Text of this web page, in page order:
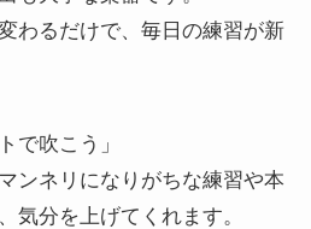
わるだけで、毎日の練習が新
で吹こう」
ンネリになりがちな練習や本
気分を上げてくれます。